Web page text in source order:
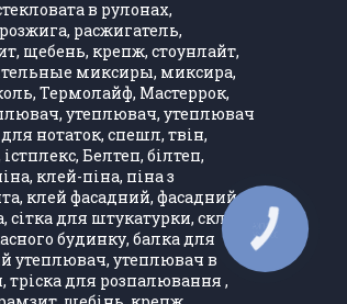
в рулонах,
расжигатель,
щебень, крепж, стоунлайт,
миксиры, миксира,
Термолайф, Мастеррок,
утеплювач, утеплювач
нотаток, спешл, твін,
Белтеп, білтеп,
клей-піна, піна з
клей фасадний, фасадний
для штукатурки, скло
будинку, балка для
утеплювач, утеплювач в
тріска для розпалювання ,
КНОПКА
ЗВ'ЯЗКУ